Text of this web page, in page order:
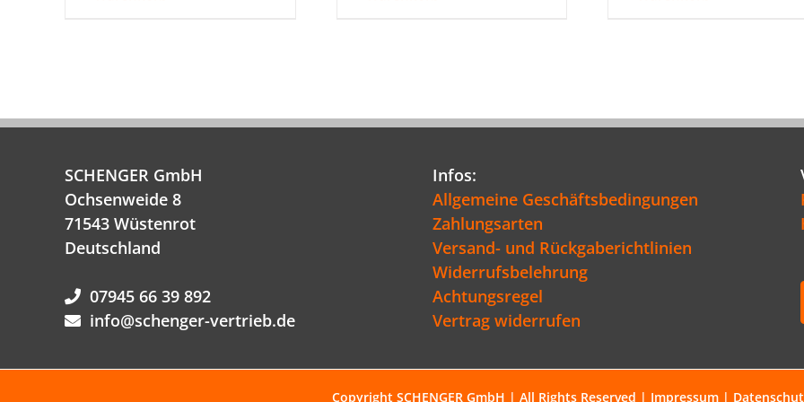
SCHENGER GmbH
Ochsenweide 8
71543 Wüstenrot
Deutschland
07945 66 39 892
info@schenger-vertrieb.de
Infos:
Allgemeine Geschäftsbedingungen
Zahlungsarten
Versand- und Rückgaberichtlinien
Widerrufsbelehrung
Achtungsregel
Vertrag widerrufen
Copyright SCHENGER GmbH | All Rights Reserved | Impressum |